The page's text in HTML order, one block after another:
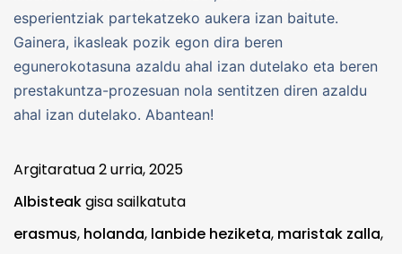
esperientziak partekatzeko aukera izan baitute.
Gainera, ikasleak pozik egon dira beren
egunerokotasuna azaldu ahal izan dutelako eta beren
prestakuntza-prozesuan nola sentitzen diren azaldu
ahal izan dutelako. Abantean!
Argitaratua2 urria, 2025
Albisteakgisa sailkatuta
erasmus, holanda, lanbide heziketa, maristak zalla,